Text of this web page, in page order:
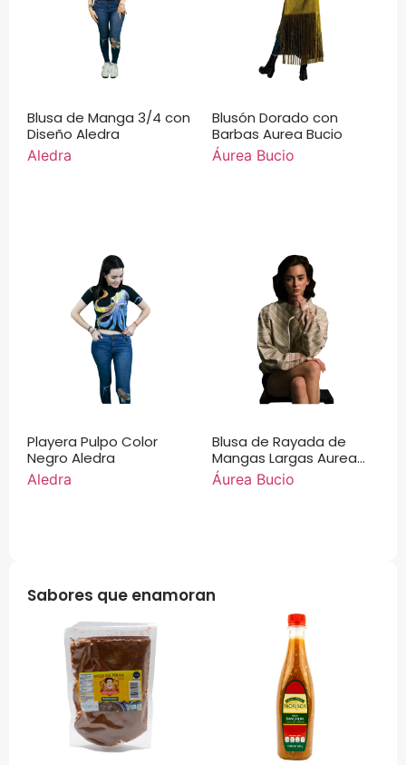
Blusa de Manga 3/4 con
Diseño Aledra
Aledra
Blusón Dorado con
Barbas Aurea Bucio
Áurea Bucio
Playera Pulpo Color
Negro Aledra
Aledra
Blusa de Rayada de
Mangas Largas Aurea
Bucio
Áurea Bucio
Sabores que enamoran